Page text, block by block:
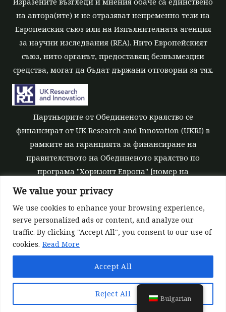
We value your privacy
We use cookies to enhance your browsing experience,
serve personalized ads or content, and analyze our
traffic. By clicking "Accept All", you consent to our use of
cookies. Read More
Reject All
Accept All
на автора(ите) и не отразяват непременно тези на
Европейския съюз или на Изпълнителната агенция
за научни изследвания (REA). Нито Европейският
съюз, нито органът, предоставящ безвъзмездни
средства, могат да бъдат държани отговорни за тях.
Партньорите от Обединеното кралство се
финансират от UK Research and Innovation (UKRI) в
рамките на гаранцията за финансиране на
правителството на Обединеното кралство по
програма "Хоризонт Европа" [номер на
безвъзмездните средства 10039700].
©All rights reserved 2022-2026 | ReForest project
Designed and Developed byEuroproject Ltd.
Данни
Отказ от отговорност за инструменти
Bulgarian